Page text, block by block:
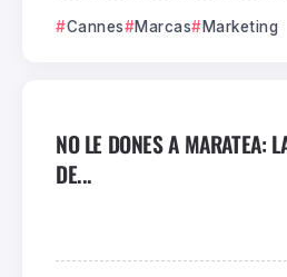
Cannes Marcas Marketing
NO LE DONES A MARATEA:
DE...